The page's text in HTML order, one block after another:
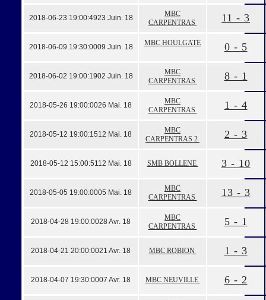
2018-06-23 19:00:4923 Juin. 18
MBC
CARPENTRAS
11 - 3
2018-06-09 19:30:0009 Juin. 18 MBC HOULGATE 0 - 5
2018-06-02 19:00:1902 Juin. 18
MBC
CARPENTRAS
8 - 1
2018-05-26 19:00:0026 Mai. 18
MBC
CARPENTRAS
1 - 4
2018-05-12 19:00:1512 Mai. 18
MBC
CARPENTRAS 2
2 - 3
2018-05-12 15:00:5112 Mai. 18 SMB BOLLENE 3 - 10
2018-05-05 19:00:0005 Mai. 18
MBC
CARPENTRAS
13 - 3
2018-04-28 19:00:0028 Avr. 18
MBC
CARPENTRAS
5 - 1
2018-04-21 20:00:0021 Avr. 18 MBC ROBION 1 - 3
2018-04-07 19:30:0007 Avr. 18 MBC NEUVILLE 6 - 2